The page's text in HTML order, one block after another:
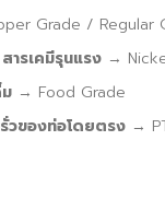
Grade / Regular
ารเคมีรุนแรง →
→ Food Grade
วของท่อโดยตรง →